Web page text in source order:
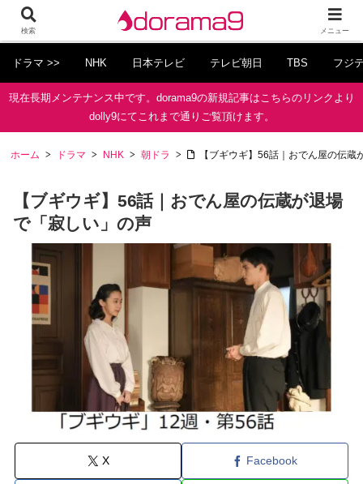
ドラマ >> NHK 日本テレビ テレビ朝日 TBS フジ
現在長期メンテナンス中です。dorama9の新規記事はこちらのリンクより
dolly9にてこれまで通りご覧頂けます。
ホーム ドラマ NHK 朝ドラ 【ブギウギ】56話｜おでん屋の伝蔵
【ブギウギ】56話｜おでん屋の伝蔵が退場
で「寂しい」の声
X Facebook
検索 メニュー